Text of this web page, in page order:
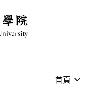
首頁